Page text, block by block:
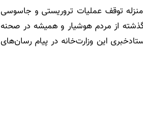
منزله توقف عملیات تروریستی و جاسوسی
از مردم هوشیار و همیشه در صحنه
(شماره ۱۱۳) و یا درگاه‌های رسمی ستادخبری این وزارت‌خانه در پیام رسان‌های